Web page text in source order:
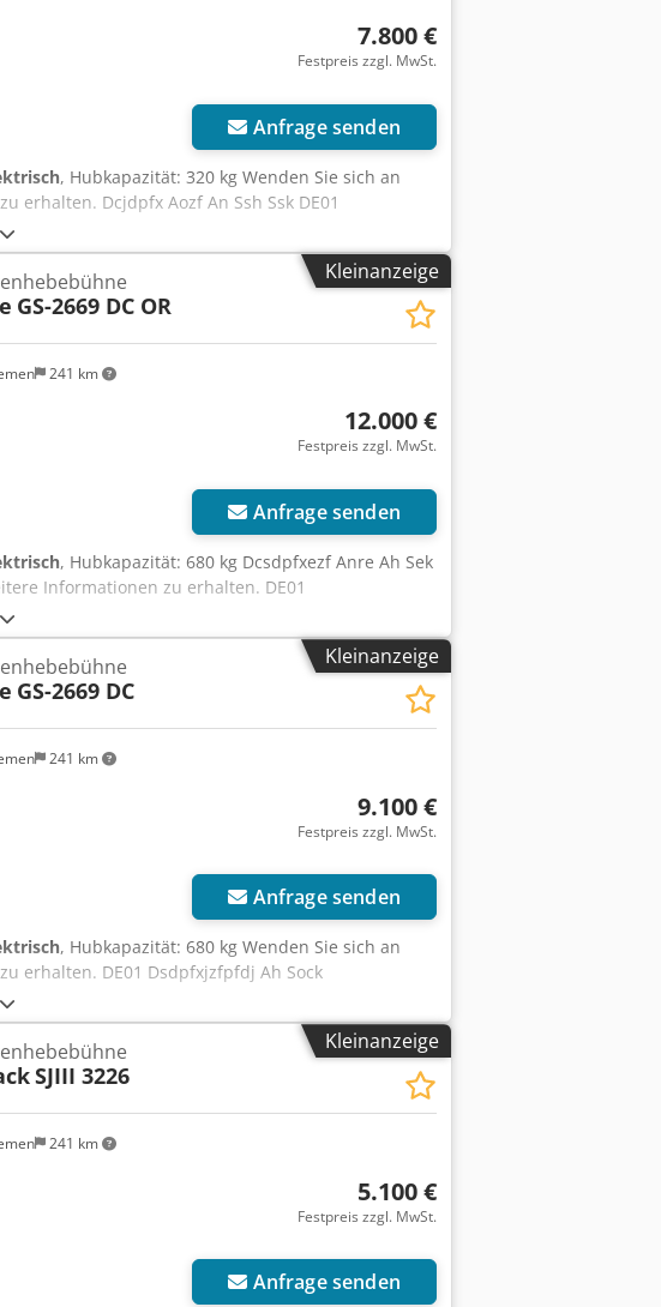
7.800 €
Festpreis zzgl. MwSt.
Anfrage senden
, Hubkapazität: 320 kg Wenden Sie sich an
erhalten. Dcjdpfx Aozf An Ssh Ssk DE01
Kleinanzeige
241 km
GS-2669 DC OR
12.000 €
Festpreis zzgl. MwSt.
Anfrage senden
, Hubkapazität: 680 kg Dcsdpfxezf Anre Ah Sek
Informationen zu erhalten. DE01
Kleinanzeige
241 km
GS-2669 DC
9.100 €
Festpreis zzgl. MwSt.
Anfrage senden
, Hubkapazität: 680 kg Wenden Sie sich an
erhalten. DE01 Dsdpfxjzfpfdj Ah Sock
Kleinanzeige
241 km
SJIII 3226
5.100 €
Festpreis zzgl. MwSt.
Anfrage senden